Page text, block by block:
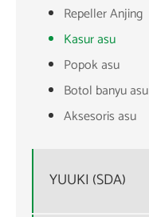
Repeller Anjing
Kasur asu
Popok asu
Botol banyu asu
Aksesoris asu
YUUKI (SDA)